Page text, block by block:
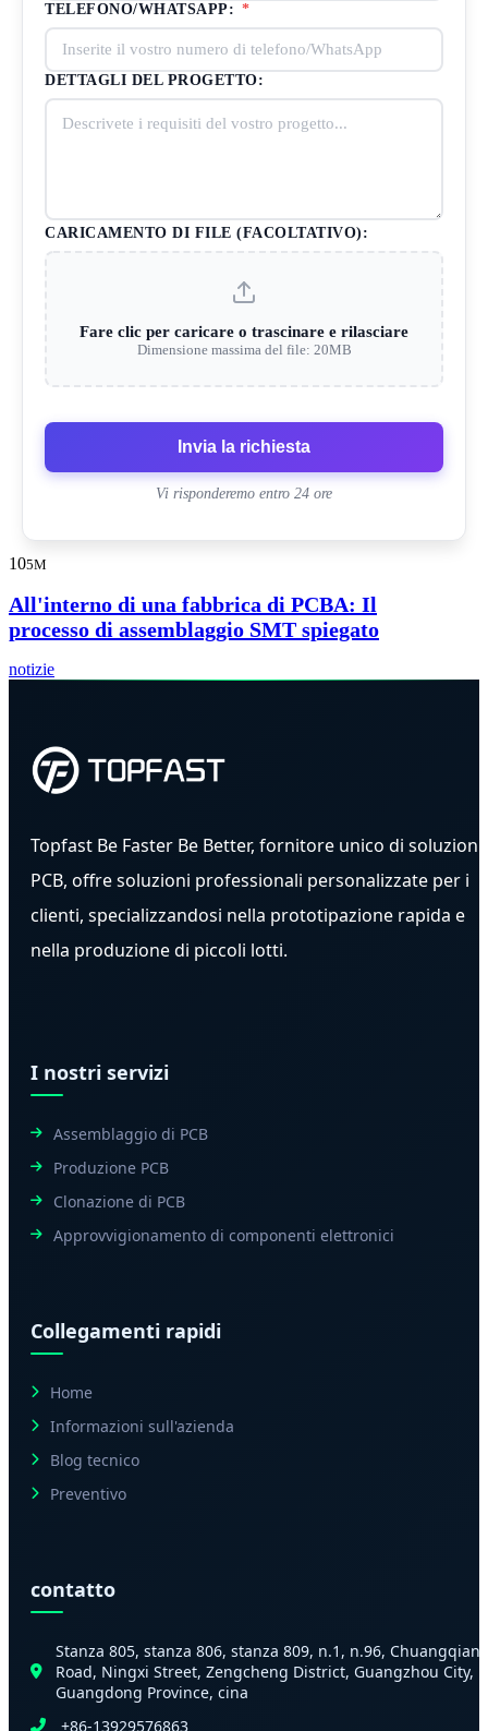
TELEFONO/WHATSAPP: *
DETTAGLI DEL PROGETTO:
CARICAMENTO DI FILE (FACOLTATIVO):
Fare clic per caricare o trascinare e rilasciare
Dimensione massima del file: 20MB
Invia la richiesta
Vi risponderemo entro 24 ore
105M
All'interno di una fabbrica di PCBA: Il
processo di assemblaggio SMT spiegato
notizie
Topfast Be Faster Be Better, fornitore unico di soluzioni
PCB, offre soluzioni professionali personalizzate per i
clienti, specializzandosi nella prototipazione rapida e
nella produzione di piccoli lotti.
I nostri servizi
Assemblaggio di PCB
Produzione PCB
Clonazione di PCB
Approvvigionamento di componenti elettronici
Collegamenti rapidi
Home
Informazioni sull'azienda
Blog tecnico
Preventivo
contatto
Stanza 805, stanza 806, stanza 809, n.1, n.96,
Road, Ningxi Street, Zengcheng District, Guangzhou City,
Guangdong Province, cina
+86-13929576863